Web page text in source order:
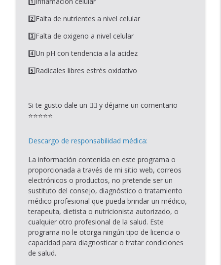
Tu Bienestar
2️⃣Falta de nutrientes a nivel celular
3️⃣Falta de oxigeno a nivel celular
4️⃣Un pH con tendencia a la acidez
5️⃣Radicales libres estrés oxidativo
Si te gusto dale un 👍🏽 y déjame un comentario
⭐️⭐️⭐️⭐️⭐️
Descargo de responsabilidad médica:
La información contenida en este programa o
proporcionada a través de mi sitio web, correos
electrónicos o productos, no pretende ser un
sustituto del consejo, diagnóstico o tratamiento
médico profesional que pueda brindar un médico,
terapeuta, dietista o nutricionista autorizado, o
cualquier otro profesional de la salud. Este
programa no le otorga ningún tipo de licencia o
capacidad para diagnosticar o tratar condiciones
de salud.